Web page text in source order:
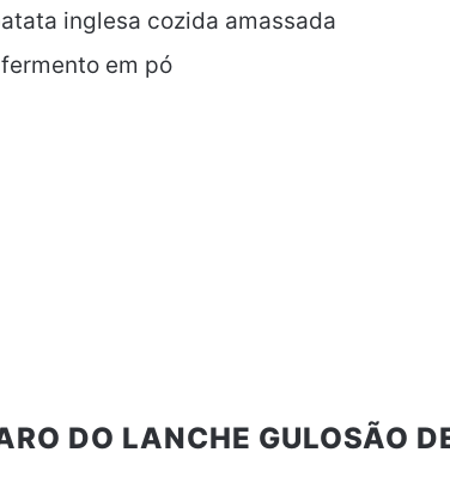
inglesa cozida amassada
em pó
DO LANCHE GULOSÃO